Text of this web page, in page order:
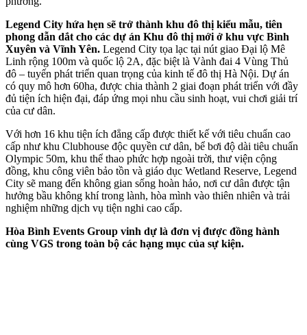
Legend City hứa hẹn sẽ trở thành khu đô thị kiểu mẫu, tiên
phong dẫn dắt cho các dự án Khu đô thị mới ở khu vực Bình
Xuyên và Vĩnh Yên. Legend City tọa lạc tại nút giao Đại lộ Mê
Linh rộng 100m và quốc lộ 2A, đặc biệt là Vành đai 4 Vùng Thủ
đô – tuyến phát triển quan trọng của kinh tế đô thị Hà Nội. Dự án
có quy mô hơn 60ha, được chia thành 2 giai đoạn phát triển với đầy
đủ tiện ích hiện đại, đáp ứng mọi nhu cầu sinh hoạt, vui chơi giải trí
của cư dân.
Với hơn 16 khu tiện ích đẳng cấp được thiết kế với tiêu chuẩn cao
cấp như khu Clubhouse độc quyền cư dân, bể bơi độ dài tiêu chuẩn
Olympic 50m, khu thể thao phức hợp ngoài trời, thư viện cộng
đồng, khu công viên bảo tồn và giáo dục Wetland Reserve, Legend
City sẽ mang đến không gian sống hoàn hảo, nơi cư dân được tận
hưởng bầu không khí trong lành, hòa mình vào thiên nhiên và trải
nghiệm những dịch vụ tiện nghi cao cấp.
Hòa Bình Events Group vinh dự là đơn vị được đồng hành
cùng VGS trong toàn bộ các hạng mục của sự kiện.